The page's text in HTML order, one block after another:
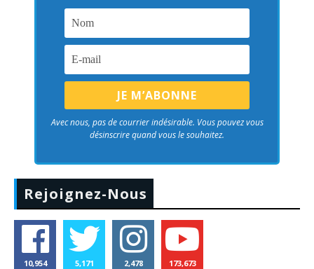
Avec nous, pas de courrier indésirable. Vous pouvez vous
désinscrire quand vous le souhaitez.
Rejoignez-Nous
10,954 5,171 2,478 173,673